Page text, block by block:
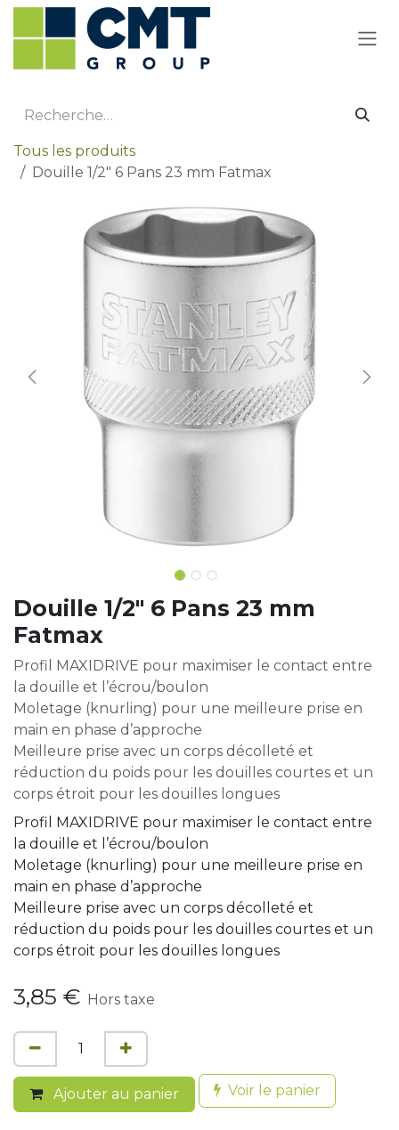
Se rendre au contenu
Tous les produits
Douille 1/2" 6 Pans 23 mm Fatmax
Douille 1/2" 6 Pans 23 mm
Fatmax
Profil MAXIDRIVE pour maximiser le contact entre
la douille et l’écrou/boulon
Moletage (knurling) pour une meilleure prise en
main en phase d’approche
Meilleure prise avec un corps décolleté et
réduction du poids pour les douilles courtes et un
corps étroit pour les douilles longues
Profil MAXIDRIVE pour maximiser le contact entre
la douille et l’écrou/boulon
Moletage (knurling) pour une meilleure prise en
main en phase d’approche
Meilleure prise avec un corps décolleté et
réduction du poids pour les douilles courtes et un
corps étroit pour les douilles longues
3,85 € Hors taxe
Ajouter au panier Voir le panier